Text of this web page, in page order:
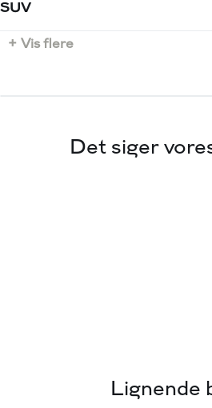
SUV
1500 kg
+ Vis flere
Det siger
Lignende